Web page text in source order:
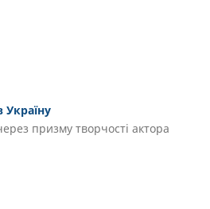
призму творчості актора